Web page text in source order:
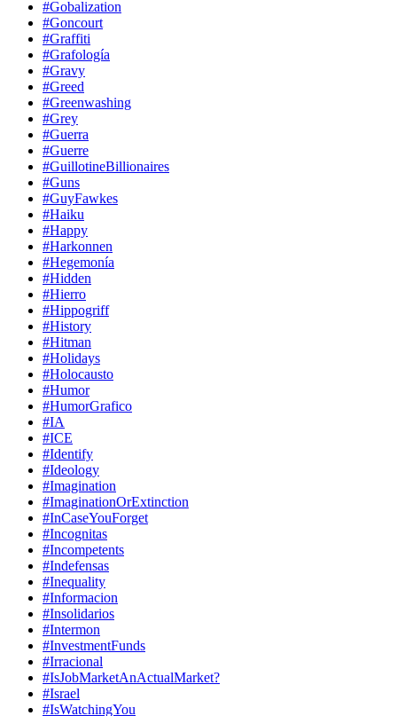
#Gobalization
#Goncourt
#Graffiti
#Grafología
#Gravy
#Greed
#Greenwashing
#Grey
#Guerra
#Guerre
#GuillotineBillionaires
#Guns
#GuyFawkes
#Haiku
#Happy
#Harkonnen
#Hegemonía
#Hidden
#Hierro
#Hippogriff
#History
#Hitman
#Holidays
#Holocausto
#Humor
#HumorGrafico
#IA
#ICE
#Identify
#Ideology
#Imagination
#ImaginationOrExtinction
#InCaseYouForget
#Incognitas
#Incompetents
#Indefensas
#Inequality
#Informacion
#Insolidarios
#Intermon
#InvestmentFunds
#Irracional
#IsJobMarketAnActualMarket?
#Israel
#IsWatchingYou